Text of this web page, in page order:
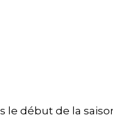
le début de la